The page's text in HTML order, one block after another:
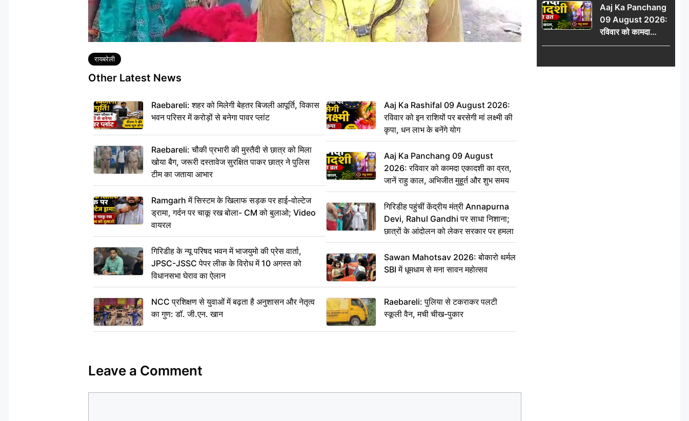
Tags
रायबरेली
Other Latest News
Raebareli: शहर को मिलेगी बेहतर बिजली आपूर्ति, विकास
भवन परिसर में करोड़ों से बनेगा पावर प्लांट
Raebareli: चौकी प्रभारी की मुस्तैदी से छात्र को मिला
खोया बैग, जरूरी दस्तावेज सुरक्षित पाकर छात्र ने पुलिस
टीम का जताया आभार
Ramgarh में सिस्टम के खिलाफ सड़क पर हाई-वोल्टेज
ड्रामा, गर्दन पर चाकू रख बोला- CM को बुलाओ; Video
वायरल
गिरिडीह के न्यू परिषद भवन में भाजयुमो की प्रेस वार्ता,
JPSC-JSSC पेपर लीक के विरोध में 10 अगस्त को
विधानसभा घेराव का ऐलान
NCC प्रशिक्षण से युवाओं में बढ़ता है अनुशासन और नेतृत्व
का गुण: डॉ. जी.एन. खान
Aaj Ka Rashifal 09 August 2026:
रविवार को इन राशियों पर बरसेगी मां लक्ष्मी की
कृपा, धन लाभ के बनेंगे योग
Aaj Ka Panchang 09 August
2026: रविवार को कामदा एकादशी का व्रत,
जानें राहु काल, अभिजीत मुहूर्त और शुभ समय
गिरिडीह पहुंचीं केंद्रीय मंत्री Annapurna
Devi, Rahul Gandhi पर साधा निशाना;
छात्रों के आंदोलन को लेकर सरकार पर हमला
Sawan Mahotsav 2026: बोकारो थर्मल
SBI में धूमधाम से मना सावन महोत्सव
Raebareli: पुलिया से टकराकर पलटी
स्कूली वैन, मची चीख-पुकार
Leave a Comment
योग
Aaj Ka Panchang
09 August 2026:
रविवार को कामदा
एकादशी का व्रत, जानें
और शुभ समय